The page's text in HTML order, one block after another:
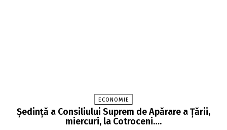
ECONOMIE
Şedinţă a Consiliului Suprem de Apărare a Ţării,
miercuri, la Cotroceni….